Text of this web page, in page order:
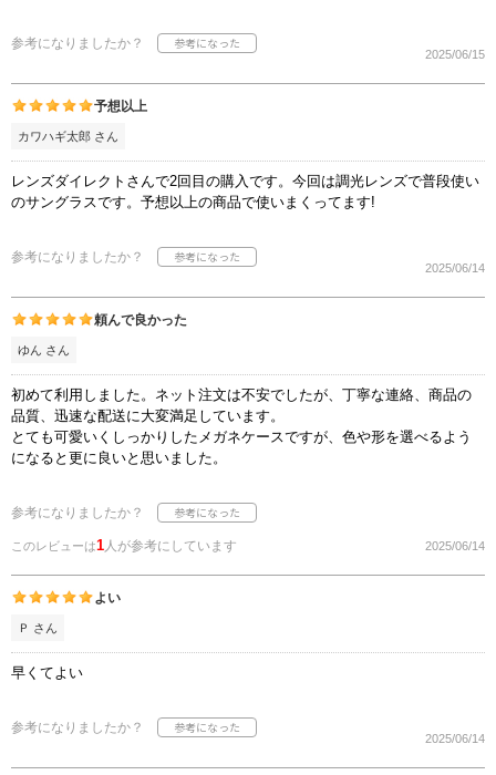
参考になりましたか？
2025/06/15
予想以上
カワハギ太郎 さん
レンズダイレクトさんで2回目の購入です。今回は調光レンズで普段使い
のサングラスです。予想以上の商品で使いまくってます!
参考になりましたか？
2025/06/14
頼んで良かった
ゆん さん
初めて利用しました。ネット注文は不安でしたが、丁寧な連絡、商品の
品質、迅速な配送に大変満足しています。
とても可愛いくしっかりしたメガネケースですが、色や形を選べるよう
になると更に良いと思いました。
参考になりましたか？
このレビューは1 人が参考にしています 2025/06/14
よい
Ｐ さん
早くてよい
参考になりましたか？
2025/06/14